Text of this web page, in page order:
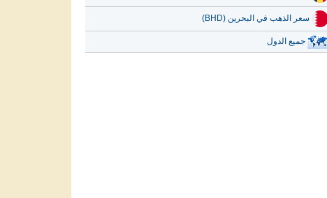
سعر الذهب في البحرين (BHD)
جميع الدول